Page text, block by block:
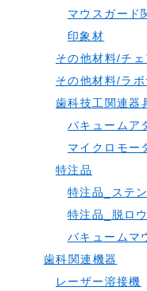
マウスガード
印象材
その他材料/チェ
その他材料/ラボ
歯科技工関連器
バキュームア
マイクロモー
特注品
特注品_ステ
特注品_脱ロ
バキュームマ
歯科関連機器
レーザー溶接機